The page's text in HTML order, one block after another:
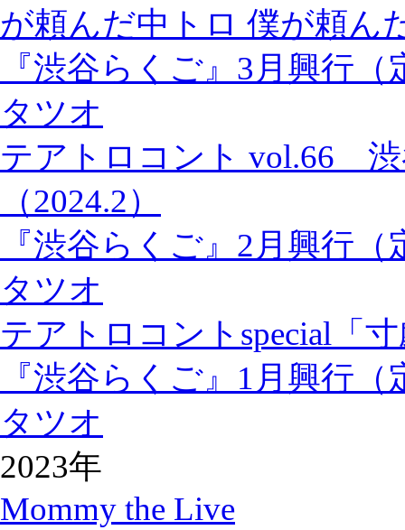
が頼んだ中トロ 僕が頼ん
『渋谷らくご』3月興行
タツオ
テアトロコント vol.66
（2024.2）
『渋谷らくご』2月興行
タツオ
テアトロコントspecial「
『渋谷らくご』1月興行
タツオ
2023年
Mommy the Live